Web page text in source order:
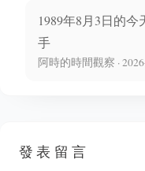
1989年8月3日的
手
阿時的時間觀察 ·
發表留言